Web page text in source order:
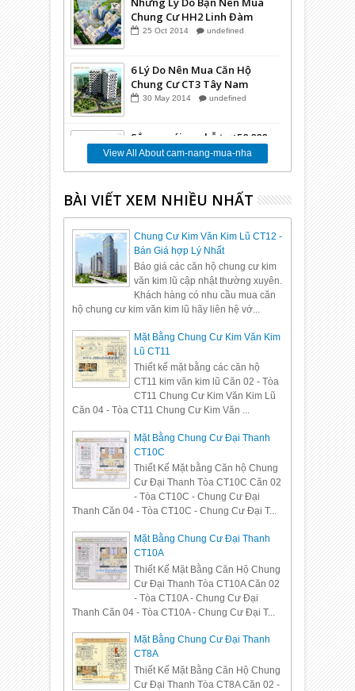
Chung Cư HH2 Linh Đàm
25 Oct 2014 undefined
6 Lý Do Nên Mua Căn Hộ
Chung Cư CT3 Tây Nam
Linh Đàm
30 May 2014 undefined
Sắp ra gói vay hỗ trợ 50.000
tỷ cho Bất Động Sản
24 Mar 2014 undefined
Những Lý Do Vì Sao Bạn
Nên Mua Căn Hộ Tại Dự án
Chung Cư VP6 Linh Đàm
12 Mar 2014 undefined
View All About cam-nang-mua-nha
BÀI VIẾT XEM NHIỀU NHẤT
Chung Cư Kim Văn Kim Lũ CT12 -
Bán Giá hợp Lý Nhất
Báo giá các căn hộ chung cư kim
văn kim lũ cập nhật thường xuyên.
Khách hàng có nhu cầu mua căn
hộ chung cư kim văn kim lũ hãy liên hệ vớ...
Mặt Bằng Chung Cư Kim Văn Kim
Lũ CT11
Thiết kế mặt bằng các căn hộ
CT11 kim văn kim lũ Căn 02 - Tòa
CT11 Chung Cư Kim Văn Kim Lũ
Căn 04 - Tòa CT11 Chung Cư Kim Văn ...
Mặt Bằng Chung Cư Đại Thanh
CT10C
Thiết Kế Mặt bằng Căn hộ Chung
Cư Đại Thanh Tòa CT10C Căn 02
- Tòa CT10C - Chung Cư Đại
Thanh Căn 04 - Tòa CT10C - Chung Cư Đại T...
Mặt Bằng Chung Cư Đại Thanh
CT10A
Thiết Kế Mặt Bằng Căn Hộ Chung
Cư Đại Thanh Tòa CT10A Căn 02
- Tòa CT10A - Chung Cư Đại
Thanh Căn 04 - Tòa CT10A - Chung Cư Đại T...
Mặt Bằng Chung Cư Đại Thanh
CT8A
Thiết Kế Mặt Bằng Căn Hộ Chung
Cư Đại Thanh Tòa CT8A Căn 02 -